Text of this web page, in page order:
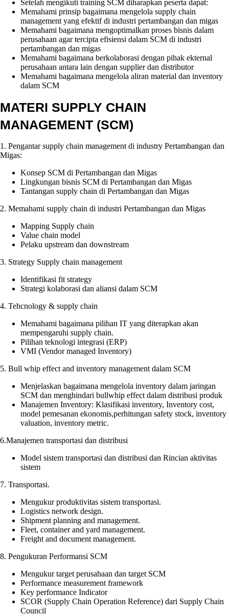
Setelah mengikuti training SCM diharapkan peserta dapat:
Memahami prinsip bagaimana mengelola supply chain
management yang efektif di industri pertambangan dan migas
Memahami bagaimana mengoptimalkan proses bisnis dalam
perusahaan agar tercipta efisiensi dalam SCM di industri
pertambangan dan migas
Memahami bagaimana berkolaborasi dengan pihak ekternal
perusahaan antara lain dengan supplier dan distributor
Memahami bagaimana mengelola aliran material dan inventory
dalam SCM
MATERI SUPPLY CHAIN
MANAGEMENT (SCM)
1. Pengantar supply chain management di industry Pertambangan dan
Migas:
Konsep SCM di Pertambangan dan Migas
Lingkungan bisnis SCM di Pertambangan dan Migas
Tantangan supply chain di Pertambangan dan Migas
2. Memahami supply chain di industri Pertambangan dan Migas
Mapping Supply chain
Value chain model
Pelaku upstream dan downstream
3. Strategy Supply chain management
Identifikasi fit strategy
Strategi kolaborasi dan aliansi dalam SCM
4. Tehcnology & supply chain
Memahami bagaimana pilihan IT yang diterapkan akan
mempengaruhi supply chain.
Pilihan teknologi integrasi (ERP)
VMI (Vendor managed Inventory)
5. Bull whip effect and inventory management dalam SCM
Menjelaskan bagaimana mengelola inventory dalam jaringan
SCM dan menghindari bullwhip effect dalam distribusi produk
Manajemen Inventory: Klasifikasi inventory, Inventory cost,
model pemesanan ekonomis,perhitungan safety stock, inventory
valuation, inventory metric.
6.Manajemen transportasi dan distribusi
Model sistem transportasi dan distribusi dan Rincian aktivitas
sistem
7. Transportasi.
Mengukur produktivitas sistem transportasi.
Logistics network design.
Shipment planning and management.
Fleet, container and yard management.
Freight and document management.
8. Pengukuran Performansi SCM
Mengukur target perusahaan dan target SCM
Performance measurement framework
Key performance Indicator
SCOR (Supply Chain Operation Reference) dari Supply Chain
Council